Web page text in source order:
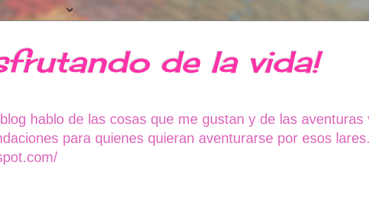
de la vida!
hablo de las cosas que me gustan y de las
para quienes quieran aventurarse por esos